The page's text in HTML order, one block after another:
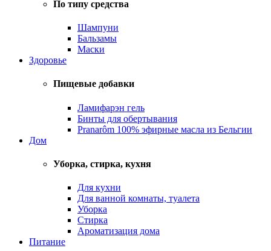
По типу средства
Шампуни
Бальзамы
Маски
Здоровье
Пищевые добавки
Ламифарэн гель
Бинты для обертывания
Pranarôm 100% эфирные масла из Бельгии
Дом
Уборка, стирка, кухня
Для кухни
Для ванной комнаты, туалета
Уборка
Стирка
Ароматизация дома
Питание